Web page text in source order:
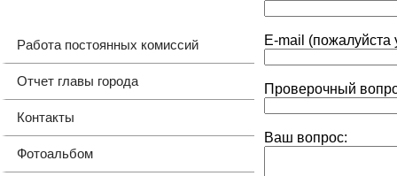
Работа постоянных комиссий
Отчет главы города
Контакты
Фотоальбом
Е-mail (пожалуйста
Проверочный
Ваш вопрос: